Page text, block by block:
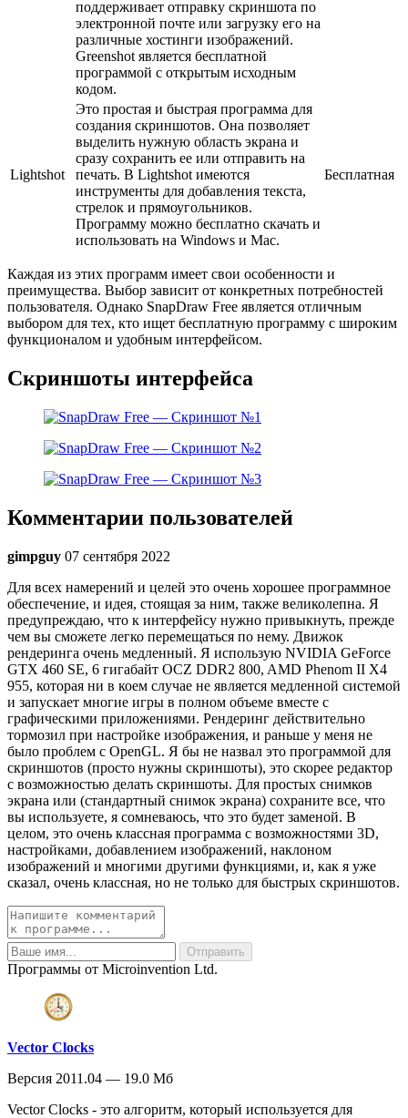
поддерживает отправку скриншота по
электронной почте или загрузку его на
различные хостинги изображений.
Greenshot является бесплатной
программой с открытым исходным
кодом.
Lightshot
Это простая и быстрая программа для
создания скриншотов. Она позволяет
выделить нужную область экрана и
сразу сохранить ее или отправить на
печать. В Lightshot имеются
инструменты для добавления текста,
стрелок и прямоугольников.
Программу можно бесплатно скачать и
использовать на Windows и Mac.
Бесплатная
Каждая из этих программ имеет свои особенности и
преимущества. Выбор зависит от конкретных потребностей
пользователя. Однако SnapDraw Free является отличным
выбором для тех, кто ищет бесплатную программу с широким
функционалом и удобным интерфейсом.
Скриншоты интерфейса
Комментарии пользователей
gimpguy 07 сентября 2022
Для всех намерений и целей это очень хорошее программное
обеспечение, и идея, стоящая за ним, также великолепна. Я
предупреждаю, что к интерфейсу нужно привыкнуть, прежде
чем вы сможете легко перемещаться по нему. Движок
рендеринга очень медленный. Я использую NVIDIA GeForce
GTX 460 SE, 6 гигабайт OCZ DDR2 800, AMD Phenom II X4
955, которая ни в коем случае не является медленной системой
и запускает многие игры в полном объеме вместе с
графическими приложениями. Рендеринг действительно
тормозил при настройке изображения, и раньше у меня не
было проблем с OpenGL. Я бы не назвал это программой для
скриншотов (просто нужны скриншоты), это скорее редактор
с возможностью делать скриншоты. Для простых снимков
экрана или (стандартный снимок экрана) сохраните все, что
вы используете, я сомневаюсь, что это будет заменой. В
целом, это очень классная программа с возможностями 3D,
настройками, добавлением изображений, наклоном
изображений и многими другими функциями, и, как я уже
сказал, очень классная, но не только для быстрых скриншотов.
Программы от Microinvention Ltd.
Vector Clocks
Версия 2011.04 — 19.0 Мб
Vector Clocks - это алгоритм, который используется для